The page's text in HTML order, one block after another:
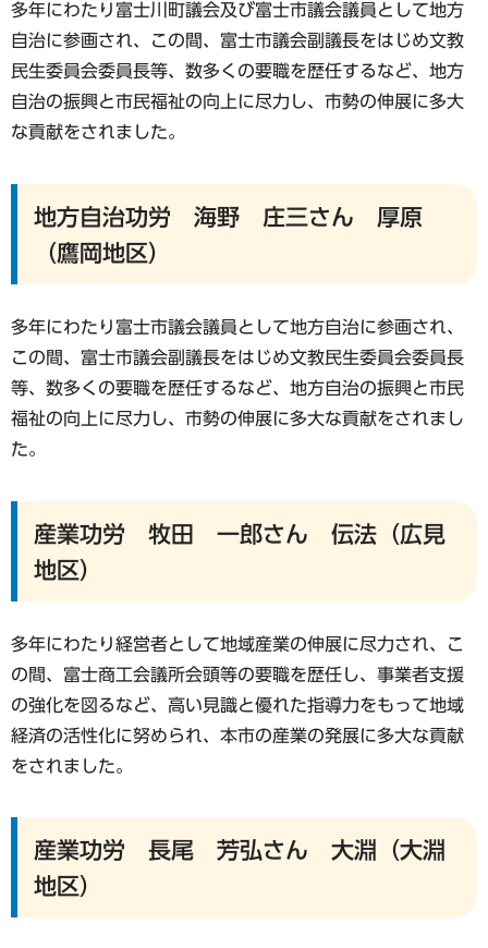
多年にわたり富士川町議会及び富士市議会議員として地方
自治に参画され、この間、富士市議会副議長をはじめ文教
民生委員会委員長等、数多くの要職を歴任するなど、地方
自治の振興と市民福祉の向上に尽力し、市勢の伸展に多大
な貢献をされました。
地方自治功労 海野 庄三さん 厚原
（鷹岡地区）
多年にわたり富士市議会議員として地方自治に参画され、
この間、富士市議会副議長をはじめ文教民生委員会委員長
等、数多くの要職を歴任するなど、地方自治の振興と市民
福祉の向上に尽力し、市勢の伸展に多大な貢献をされまし
た。
産業功労 牧田 一郎さん 伝法（広見
地区）
多年にわたり経営者として地域産業の伸展に尽力され、こ
の間、富士商工会議所会頭等の要職を歴任し、事業者支援
の強化を図るなど、高い見識と優れた指導力をもって地域
経済の活性化に努められ、本市の産業の発展に多大な貢献
をされました。
産業功労 長尾 芳弘さん 大淵（大淵
地区）